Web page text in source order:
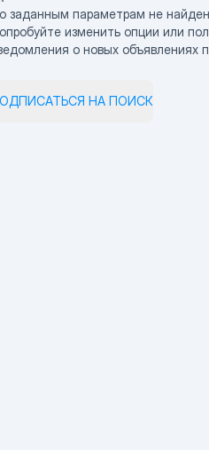
заданным параметрам не
изменить опции или
о новых объявлениях
НА ПОИСК